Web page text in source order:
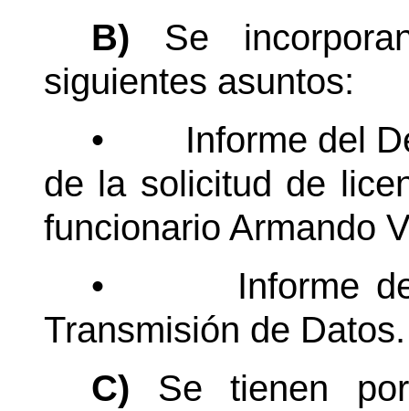
B) Se
siguientes asuntos:
•
Informe del
de la solicitud de
funcionario Armando
•
Informe
Transmisión de Datos.
C) Se tienen